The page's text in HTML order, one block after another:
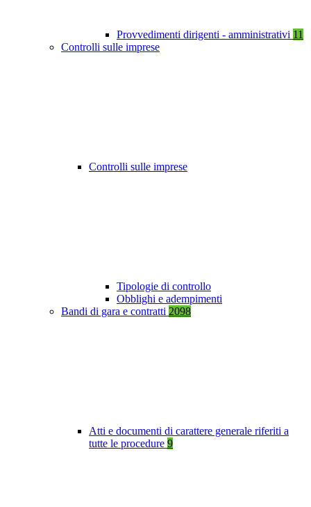
Provvedimenti dirigenti - amministrativi 11
Controlli sulle imprese
Controlli sulle imprese
Tipologie di controllo
Obblighi e adempimenti
Bandi di gara e contratti 2098
Atti e documenti di carattere generale riferiti a
tutte le procedure 9